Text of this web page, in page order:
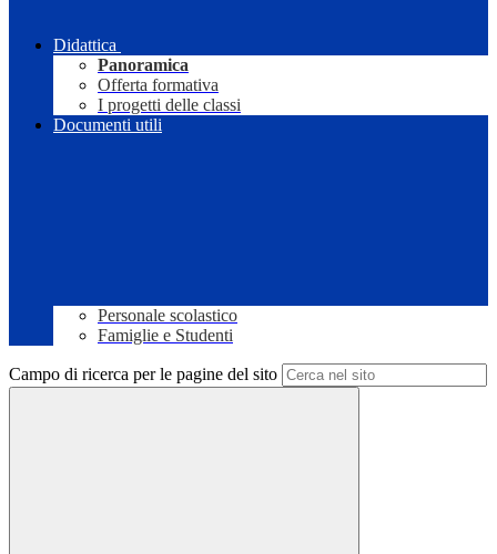
Didattica
Panoramica
Offerta formativa
I progetti delle classi
Documenti utili
Personale scolastico
Famiglie e Studenti
Campo di ricerca per le pagine del sito